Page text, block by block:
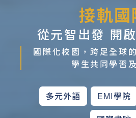
接軌國
從元智出發 開
國際化校園，跨足全球
學生共同學習
多元外語 EMI學院